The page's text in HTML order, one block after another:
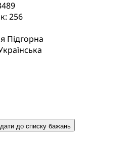
256
Підгорна
до списку бажань